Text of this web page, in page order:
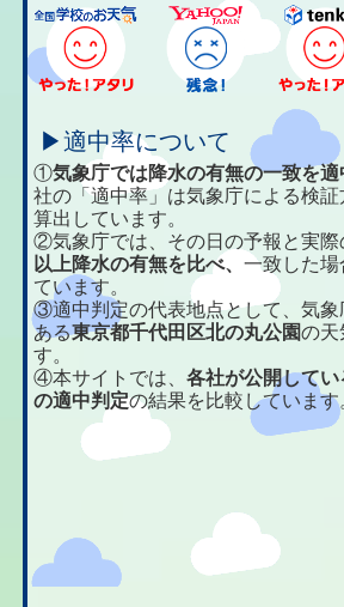
▶適中率について
①気象庁では降水の有無の一致を
社の「適中率」は気象庁による検証
算出しています。
②気象庁では、その日の予報と実際
以上降水の有無を比べ、一致した場
ています。
③適中判定の代表地点として、気象
ある東京都千代田区北の丸公園の天
す。
④本サイトでは、各社が公開して
の適中判定の結果を比較しています